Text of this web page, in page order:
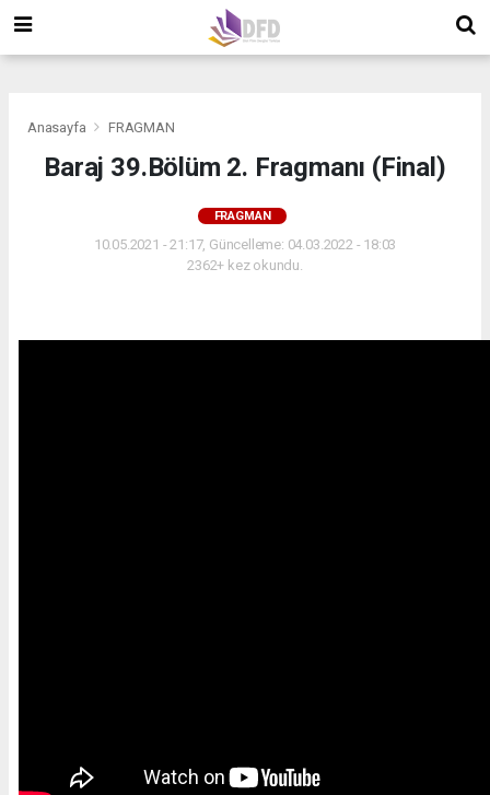
Anasayfa FRAGMAN
Baraj 39.Bölüm 2. Fragmanı (Final)
FRAGMAN
10.05.2021 - 21:17, Güncelleme: 04.03.2022 - 18:03
2362+ kez okundu.